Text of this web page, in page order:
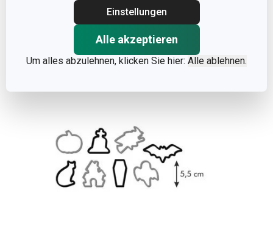
Einstellungen
Alle akzeptieren
Um alles abzulehnen, klicken Sie hier: Alle ablehnen.
Weniger anzeigen